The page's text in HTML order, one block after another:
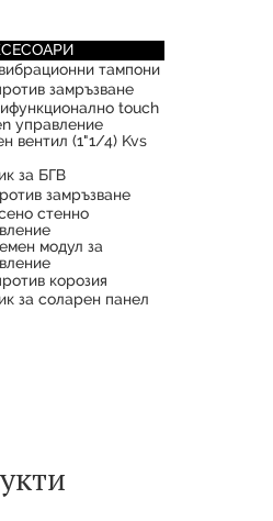
тампони
замръзване
touch
управление
вентил (1"1/4) Kvs
за БГВ
замръзване
стенно
модул за
корозия
за соларен панел